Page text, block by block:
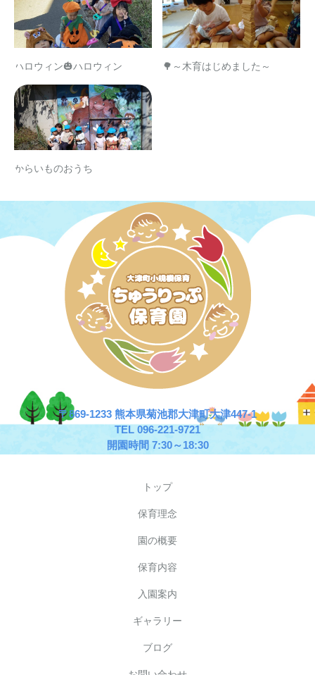
ハロウィン🎃ハロウィン 🌳～木育はじめました～
からいものおうち
〒869-1233 熊本県菊池郡大津町大津447-1
TEL 096-221-9721
開園時間 7:30～18:30
トップ
保育理念
園の概要
保育内容
入園案内
ギャラリー
ブログ